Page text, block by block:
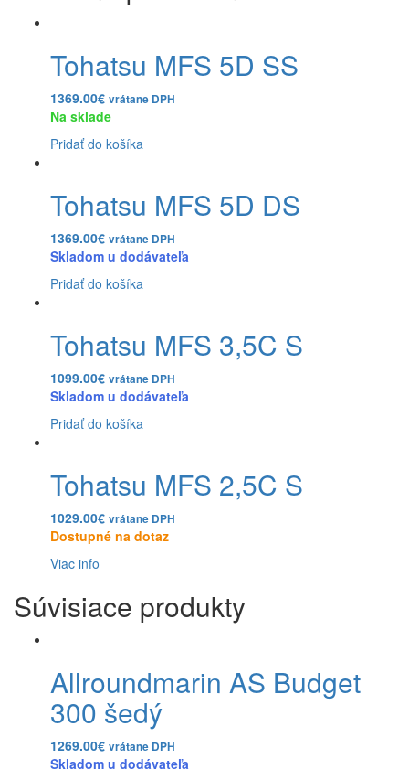
Tohatsu MFS 5D SS
1369.00€ vrátane DPH
Na sklade
Pridať do košíka
Tohatsu MFS 5D DS
1369.00€ vrátane DPH
Skladom u dodávateľa
Pridať do košíka
Tohatsu MFS 3,5C S
1099.00€ vrátane DPH
Skladom u dodávateľa
Pridať do košíka
Tohatsu MFS 2,5C S
1029.00€ vrátane DPH
Dostupné na dotaz
Viac info
Súvisiace produkty
Allroundmarin AS Budget
300 šedý
1269.00€ vrátane DPH
Skladom u dodávateľa